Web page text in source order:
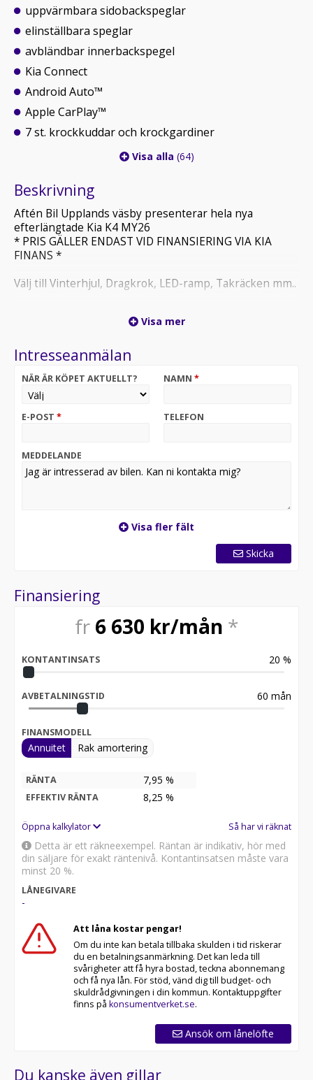
uppvärmbara sidobackspeglar
elinställbara speglar
avbländbar innerbackspegel
Kia Connect
Android Auto™
Apple CarPlay™
7 st. krockkuddar och krockgardiner
Visa alla (64)
Beskrivning
Aftén Bil Upplands väsby presenterar hela nya
efterlängtade Kia K4 MY26
* PRIS GÄLLER ENDAST VID FINANSIERING VIA KIA
FINANS *
Välj till Vinterhjul, Dragkrok, LED-ramp, Takräcken mm..
Vi har alltid ett fyllt lager med olika färger!
väsby
Visa mer
Intresseanmälan
NÄR ÄR KÖPET AKTUELLT? NAMN *
E-POST * TELEFON
MEDDELANDE
Visa fler fält
Skicka
Finansiering
fr 6 630 kr/mån *
KONTANTINSATS 20 %
AVBETALNINGSTID 60 mån
FINANSMODELL
Annuitet Rak amortering
RÄNTA 7,95 %
EFFEKTIV RÄNTA 8,25 %
Öppna kalkylator Så har vi räknat
Detta är ett räkneexempel. Räntan är indikativ, hör med
din säljare för exakt räntenivå. Kontantinsatsen måste vara
minst 20 %.
LÅNEGIVARE
-
Att låna kostar pengar!
Om du inte kan betala tillbaka skulden i tid riskerar
du en betalningsanmärkning. Det kan leda till
svårigheter att få hyra bostad, teckna abonnemang
och få nya lån. För stöd, vänd dig till budget- och
skuldrådgivningen i din kommun. Kontaktuppgifter
finns på konsumentverket.se.
Ansök om lånelöfte
Du kanske även gillar